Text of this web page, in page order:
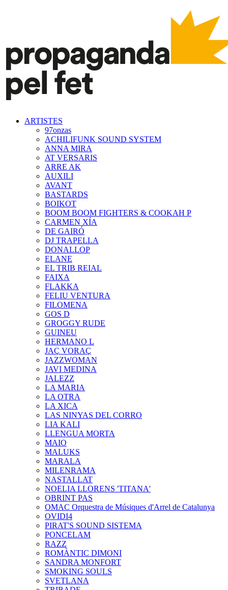
ARTISTES
97onzas
ACHILIFUNK SOUND SYSTEM
ANNA MIRA
AT VERSARIS
ARRE AK
AUXILI
AVANT
BASTARDS
BOIKOT
BOOM BOOM FIGHTERS & COOKAH P
CARMEN XÍA
DE GAIRÓ
DJ TRAPELLA
DONALLOP
ELANE
EL TRIB REIAL
FAIXA
FLAKKA
FELIU VENTURA
FILOMENA
GOS D
GROGGY RUDE
GUINEU
HERMANO L
JAÇ VORAÇ
JAZZWOMAN
JAVI MEDINA
JALEZZ
LA MARIA
LA OTRA
LA XICA
LAS NINYAS DEL CORRO
LIA KALI
LLENGUA MORTA
MAIO
MALUKS
MARALA
MILENRAMA
NASTALLAT
NOELIA LLORENS 'TITANA'
OBRINT PAS
OMAC Orquestra de Músiques d'Arrel de Catalunya
OVIDI4
PIRAT'S SOUND SISTEMA
PONCELAM
RAZZ
ROMÀNTIC DIMONI
SANDRA MONFORT
SMOKING SOULS
SVETLANA